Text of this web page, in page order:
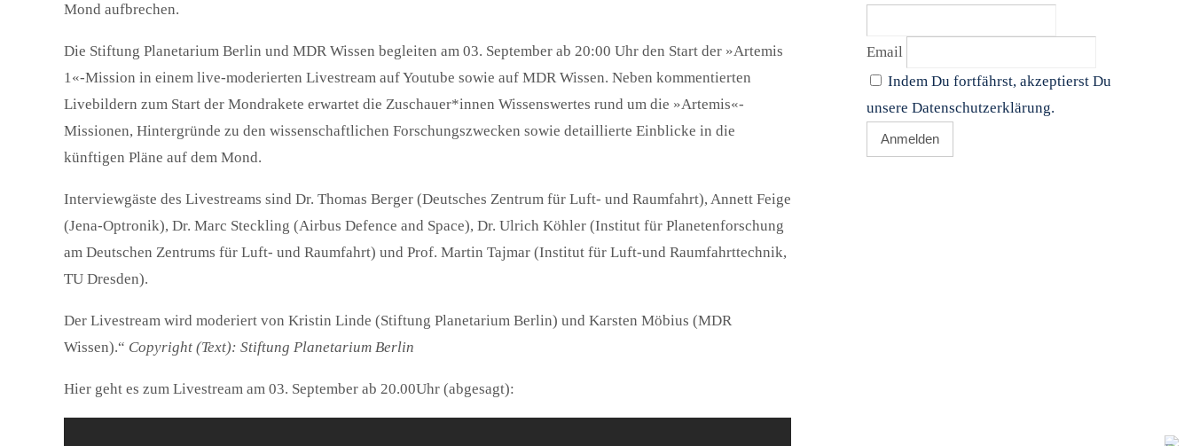
Mond aufbrechen.
Die Stiftung Planetarium Berlin und MDR Wissen begleiten am 03. September ab 20:00 Uhr den Start der »Artemis
1«-Mission in einem live-moderierten Livestream auf Youtube sowie auf MDR Wissen. Neben kommentierten
Livebildern zum Start der Mondrakete erwartet die Zuschauer*innen Wissenswertes rund um die »Artemis«-
Missionen, Hintergründe zu den wissenschaftlichen Forschungszwecken sowie detaillierte Einblicke in die
künftigen Pläne auf dem Mond.
Interviewgäste des Livestreams sind Dr. Thomas Berger (Deutsches Zentrum für Luft- und Raumfahrt), Annett Feige
(Jena-Optronik), Dr. Marc Steckling (Airbus Defence and Space), Dr. Ulrich Köhler (Institut für Planetenforschung
am Deutschen Zentrums für Luft- und Raumfahrt) und Prof. Martin Tajmar (Institut für Luft-und Raumfahrttechnik,
TU Dresden).
Der Livestream wird moderiert von Kristin Linde (Stiftung Planetarium Berlin) und Karsten Möbius (MDR
Wissen).“ Copyright (Text): Stiftung Planetarium Berlin
Hier geht es zum Livestream am 03. September ab 20.00Uhr (abgesagt):
Email
Indem Du fortfährst, akzeptierst Du
unsere Datenschutzerklärung.